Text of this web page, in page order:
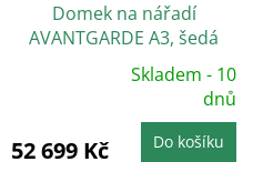
Domek na nářadí
AVANTGARDE A3, šedá
metalíza, jednokřídlé
dveře
5,0
z
5
Skladem - 10
dnů
52 699 Kč Do košíku